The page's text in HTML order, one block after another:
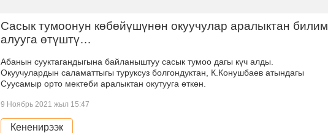
Сасык тумоонун көбөйүшүнөн окуучулар аралыктан билим
алууга өтүштү…
Абанын сууктагандыгына байланыштуу сасык тумоо дагы күч алды.
Окуучулардын саламаттыгы туруксуз болгондуктан, К.Конушбаев атындагы
Суусамыр орто мектеби аралыктан окутууга өткөн.
9 Ноябрь 2021 жыл 15:47
Кененирээк